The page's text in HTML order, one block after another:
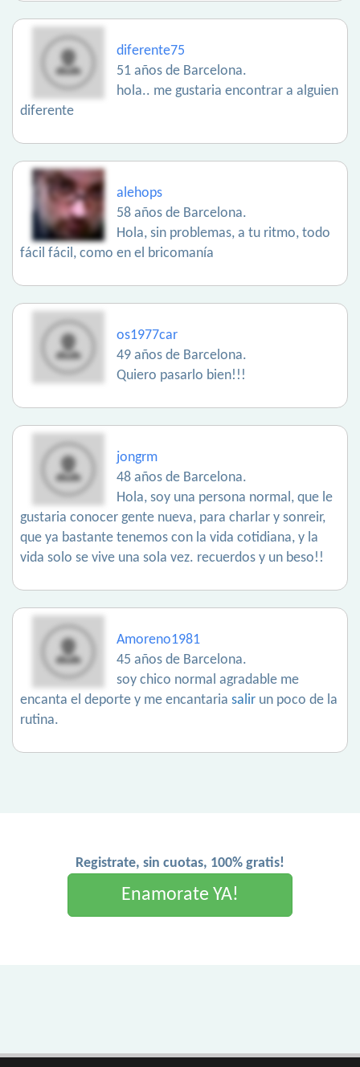
diferente75
51 años de Barcelona.
hola.. me gustaria encontrar a alguien
diferente
alehops
58 años de Barcelona.
Hola, sin problemas, a tu ritmo, todo
fácil fácil, como en el bricomanía
os1977car
49 años de Barcelona.
Quiero pasarlo bien!!!
jongrm
48 años de Barcelona.
Hola, soy una persona normal, que le
gustaria conocer gente nueva, para charlar y sonreir,
que ya bastante tenemos con la vida cotidiana, y la
vida solo se vive una sola vez. recuerdos y un beso!!
Amoreno1981
45 años de Barcelona.
soy chico normal agradable me
encanta el deporte y me encantaria salir un poco de la
rutina.
Registrate, sin cuotas, 100% gratis!
Enamorate YA!